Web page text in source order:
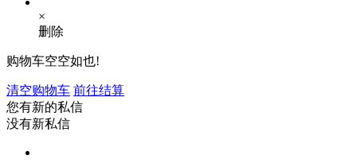
×
删除
购物车空空如也!
清空购物车 前往结算
您有新的私信
没有新私信